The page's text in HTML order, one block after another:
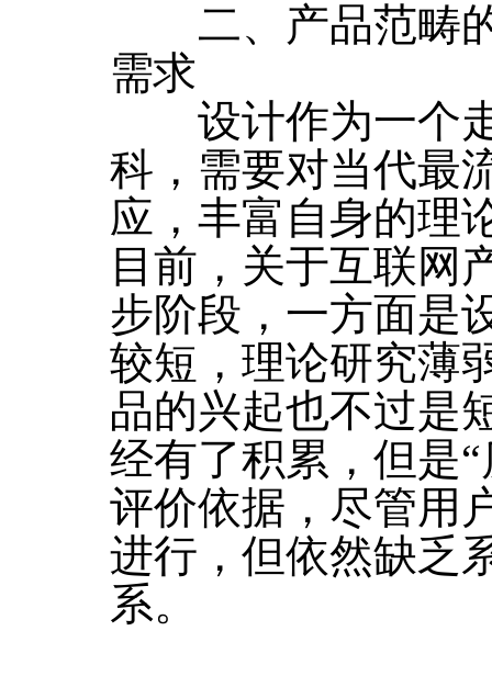
二、产品范畴的
需求
设计作为一个走
科，需要对当代最
应，丰富自身的理
目前，关于互联网
步阶段，一方面是
较短，理论研究薄
品的兴起也不过是
经有了积累，但是
评价依据，尽管用
进行，但依然缺乏
系。